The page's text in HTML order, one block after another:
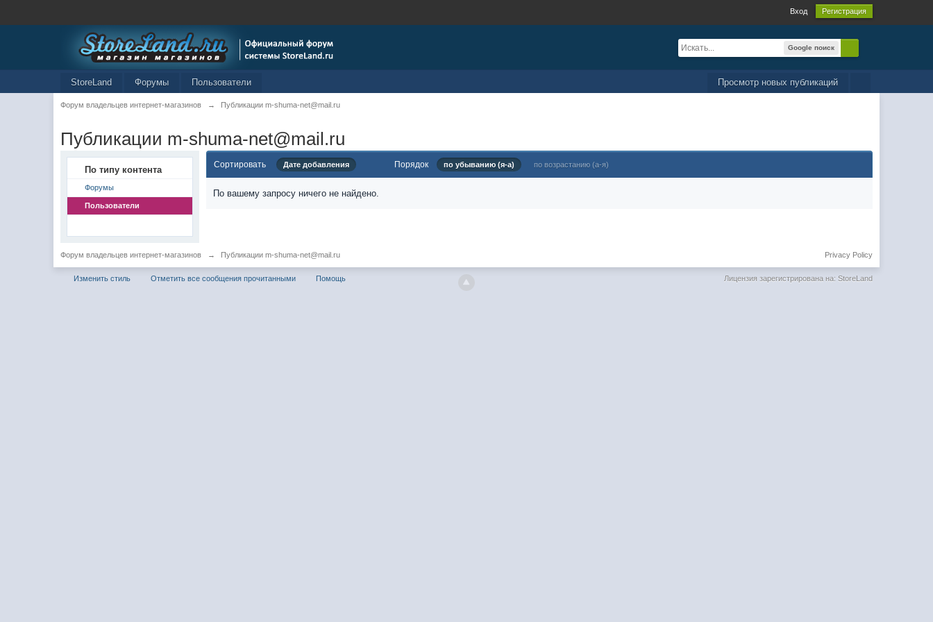
Вход Регистрация
Google поиск
Просмотр новых публикаций
StoreLand Форумы Пользователи
Форум владельцев интернет-магазинов → Публикации m-shuma-net@mail.ru
Публикации m-shuma-net@mail.ru
По типу контента
Форумы
Пользователи
Сортировать Дате добавления Порядок по убыванию (я-а) по возрастанию (а-я)
По вашему запросу ничего не найдено.
Форум владельцев интернет-магазинов → Публикации m-shuma-net@mail.ru Privacy Policy
Изменить стиль Отметить все сообщения прочитанными Помощь Лицензия зарегистрирована на: StoreLand